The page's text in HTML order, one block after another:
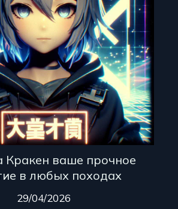
Кракен ваше прочное
в любых походах
29/04/2026